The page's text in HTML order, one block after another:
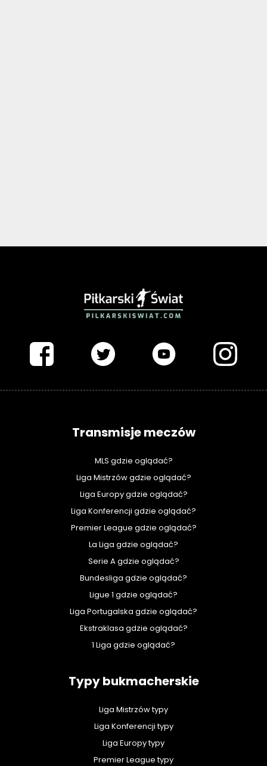
Transmisje meczów
MLS gdzie oglądać?
Liga Mistrzów gdzie oglądać?
Liga Europy gdzie oglądać?
Liga Konferencji gdzie oglądać?
Premier League gdzie oglądać?
La Liga gdzie oglądać?
Serie A gdzie oglądać?
Bundesliga gdzie oglądać?
Ligue 1 gdzie oglądać?
Liga Portugalska gdzie oglądać?
Ekstraklasa gdzie oglądać?
1 Liga gdzie oglądać?
Typy bukmacherskie
Liga Mistrzów typy
Liga Konferencji typy
Liga Europy typy
Premier League typy